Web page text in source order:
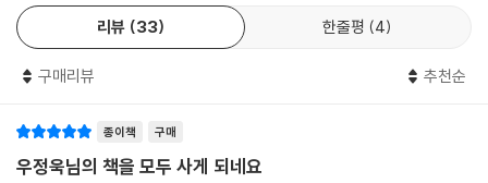
전복 미역 죽, 생선전, 들깨 겨자 소스 쇠고기 묵은지 냉채, 불갈비, 아이스
크림을 얹은 호떡
Table Styling Idea
02 특별한 날 감동을 더하는 즐거운 식탁
Menu Composition
리뷰 33 한줄평 4
구매리뷰 추천순
종이책 구매
우정욱님의 책을 모두 사게 되네요